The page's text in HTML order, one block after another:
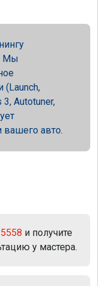
Мы
(Launch,
Autotuner,
вашего авто.
и получите
у мастера.